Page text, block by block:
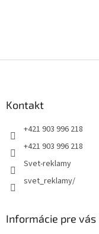
Kontakt
+421 903 996 218
+421 903 996 218
Svet-reklamy
svet_reklamy/
Informácie pre vás